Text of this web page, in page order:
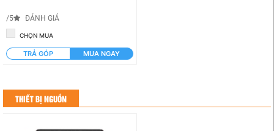
/5 ĐÁNH GIÁ
CHỌN MUA
TRẢ GÓP MUA NGAY
THIẾT BỊ NGUỒN